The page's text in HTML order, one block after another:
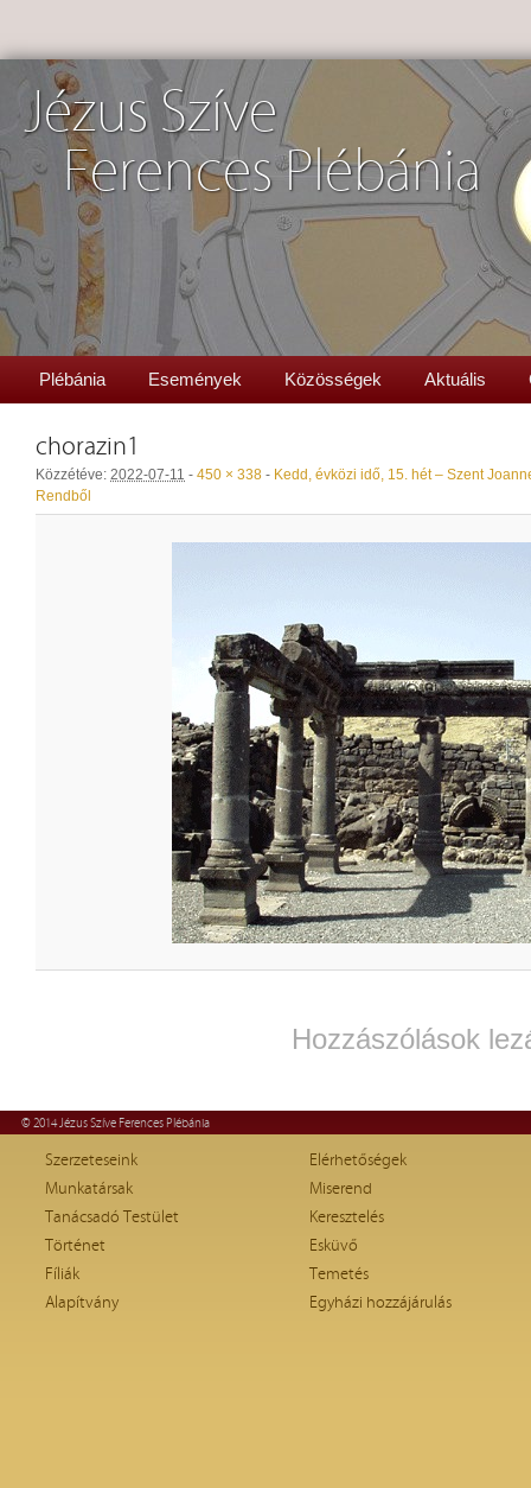
Jézus Szíve
Ferences Plébánia
Plébánia Események Közösségek Aktuális
chorazin1
Közzétéve: 2022-07-11 - 450 × 338 - Kedd, évközi idő, 15. hét – Szent
Rendből
Hozzászólások
© 2014 Jézus Szíve Ferences Plébánia
Szerzeteseink
Munkatársak
Tanácsadó Testület
Történet
Fíliák
Alapítvány
Elérhetőségek
Miserend
Keresztelés
Esküvő
Temetés
Egyházi hozzájárulás